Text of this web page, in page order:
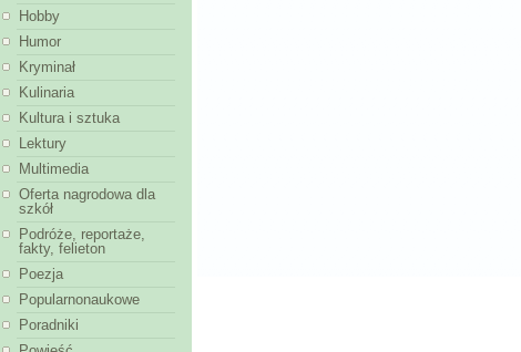
Hobby
Humor
Kryminał
Kulinaria
Kultura i sztuka
Lektury
Multimedia
Oferta nagrodowa dla
szkół
Podróże, reportaże,
fakty, felieton
Poezja
Popularnonaukowe
Poradniki